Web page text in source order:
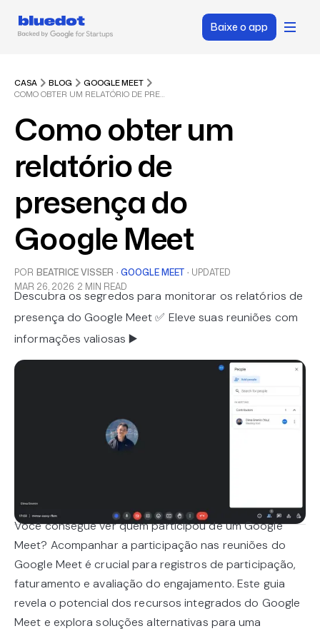
Baixe o app
CASA BLOG
GOOGLE MEET
COMO OBTER UM RELATÓRIO DE PRESENÇA DO GOOGLE MEET
Como obter um
relatório de
presença do
Google Meet
POR BEATRICE VISSER · GOOGLE MEET · UPDATED
MAR 26, 2026 2 MIN READ
Descubra os segredos para monitorar os relatórios de
presença do Google Meet ✅ Eleve suas reuniões com
informações valiosas ▶️
Você consegue ver quem participou de um Google
Meet? Acompanhar a participação nas reuniões do
Google Meet é crucial para registros de participação,
faturamento e avaliação do engajamento. Este guia
revela o potencial dos recursos integrados do Google
Meet e explora soluções alternativas para uma